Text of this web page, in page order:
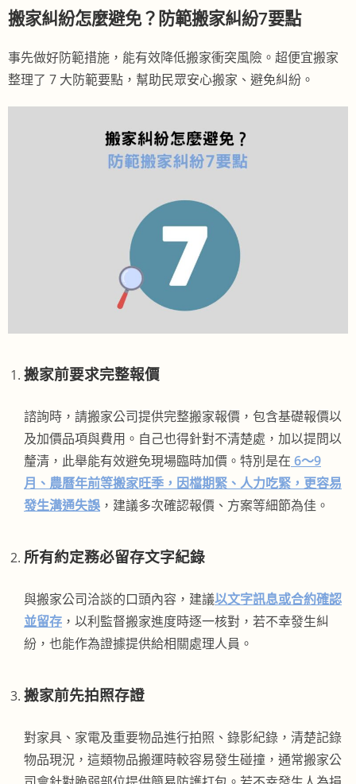
搬家糾紛怎麼避免？防範搬家糾紛7要點
事先做好防範措施，能有效降低搬家衝突風險。超便宜搬家
整理了 7 大防範要點，幫助民眾安心搬家、避免糾紛。
搬家前要求完整報價
諮詢時，請搬家公司提供完整搬家報價，包含基礎報價以
及加價品項與費用。自己也得針對不清楚處，加以提問以
釐清，此舉能有效避免現場臨時加價。特別是在 6～9
月、農曆年前等搬家旺季，因檔期緊、人力吃緊，更容易
發生溝通失誤 ，建議多次確認報價、方案等細節為佳。
所有約定務必留存文字紀錄
與搬家公司洽談的口頭內容，建議以文字訊息或合約確認
並留存 ，以利監督搬家進度時逐一核對，若不幸發生糾
紛，也能作為證據提供給相關處理人員。
搬家前先拍照存證
對家具、家電及重要物品進行拍照、錄影紀錄，清楚記錄
物品現況，這類物品搬運時較容易發生碰撞，通常搬家公